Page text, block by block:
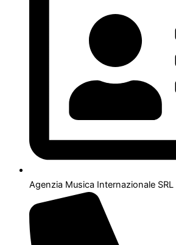
Agenzia Musica Internazionale SRL